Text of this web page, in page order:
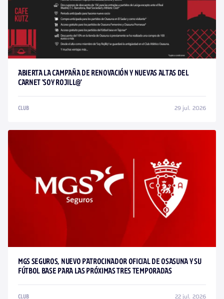
ABIERTA LA CAMPAÑA DE RENOVACIÓN Y NUEVAS ALTAS DEL
CARNET 'SOY ROJILL@'
CLUB 29 jul. 2026
MGS SEGUROS, NUEVO PATROCINADOR OFICIAL DE OSASUNA Y SU
FÚTBOL BASE PARA LAS PRÓXIMAS TRES TEMPORADAS
CLUB 22 jul. 2026